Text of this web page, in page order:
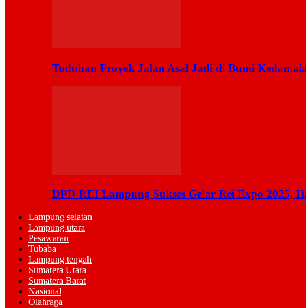
Tuduhan Proyek Jalan Asal Jadi di Bumi
DPD REI Lampung Sukses Gelar Rei Expo 2025,
Lampung selatan
Lampung utara
Pesawaran
Tubaba
Lampung tengah
Sumatera Utara
Sumatera Barat
Nasional
Olahraga